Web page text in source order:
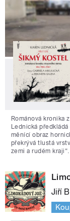
Románová kronika
Lednická
měnící obraz
překrývá tlustá
zemi a rudém kraji“.
Jiří